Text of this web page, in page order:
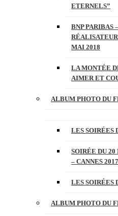
ETERNELS”
BNP PARIBAS
MAI 2018
LA MONTÉE
AIMER ET
ALBUM PHOTO DU
LES SOIRÉES
SOIRÉE DU
– CANNES 2017
LES SOIRÉES
ALBUM PHOTO DU